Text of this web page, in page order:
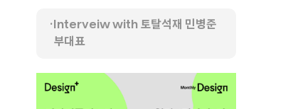
Interveiw with 토탈석재 민병준
부대표